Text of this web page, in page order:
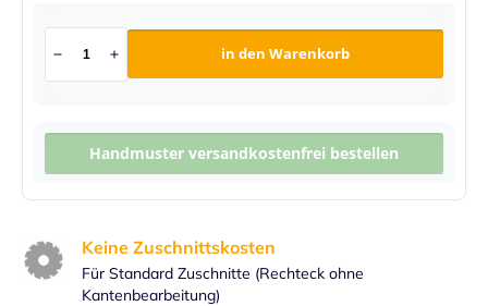
in den Warenkorb
Handmuster versandkostenfrei bestellen
Keine Zuschnittskosten
Für Standard Zuschnitte (Rechteck ohne
Kantenbearbeitung)